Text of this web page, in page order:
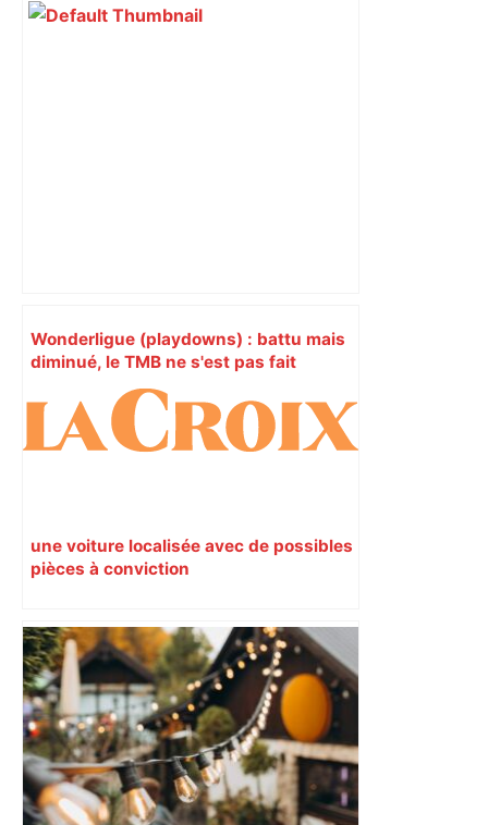
Wonderligue (playdowns) : battu mais
diminué, le TMB ne s'est pas fait
manger par Lyon – ladepeche.fr
une voiture localisée avec de possibles
pièces à conviction